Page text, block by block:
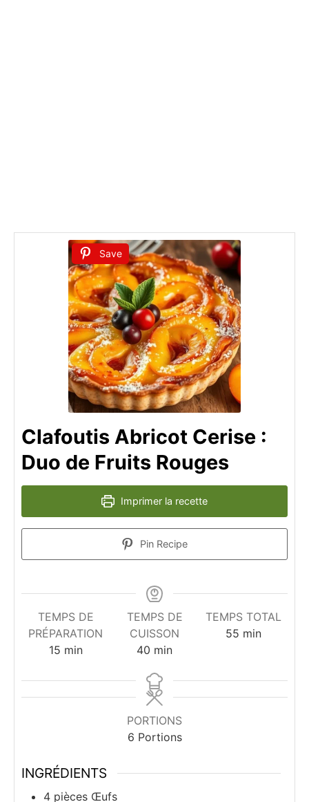
Save
Clafoutis Abricot Cerise :
Duo de Fruits Rouges
Imprimer la recette
Pin Recipe
TEMPS DE
PRÉPARATION
15minutes
min
TEMPS DE
CUISSON
40 minutes
min
TEMPS TOTAL
55minutes
min
PORTIONS
6 Portions
INGRÉDIENTS
4 pièces Œufs